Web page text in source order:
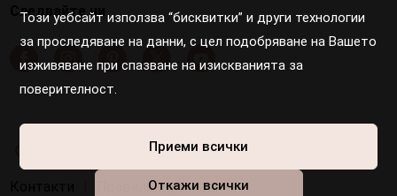
Този уебсайт използва “бисквитки” и други технологии
за проследяване на данни, с цел подобряване на Вашето
изживяване при спазване на изискванията за
поверителност.
Приеми всички
Откажи всички
Следвайте ни
Осигурен е достъп за хора с увреждания
Правила и условия |